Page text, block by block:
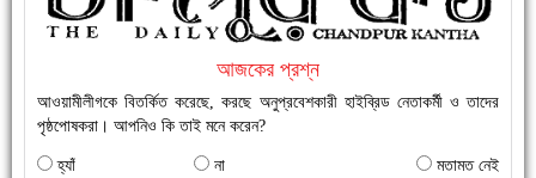
আজকের প্রশ্ন
আওয়ামীলীগকে বিতর্কিত করেছে, করছে অনুপ্রবেশকারী হাইব্রিড নেতাকর্মী ও তাদের
পৃষ্ঠপোষকরা। আপনিও কি তাই মনে করেন?
হ্যাঁ না মতামত নেই